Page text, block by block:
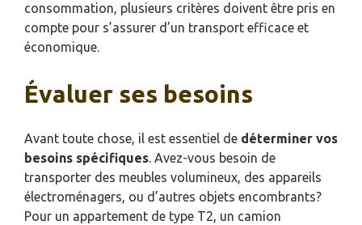
consommation, plusieurs critères doivent être pris en
compte pour s’assurer d’un transport efficace et
économique.
Évaluer ses besoins
Avant toute chose, il est essentiel de déterminer vos
besoins spécifiques. Avez-vous besoin de
transporter des meubles volumineux, des appareils
électroménagers, ou d’autres objets encombrants?
Pour un appartement de type T2, un camion